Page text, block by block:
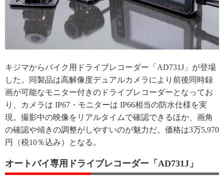
キジマからバイク用ドライブレコーダー「AD731J」が登場
した。同製品は高解像度デュアルカメラにより前後同時録
画が可能なモニター付きのドライブレコーダーとなってお
り、カメラは IP67・モニターは IP66相当の防水仕様を実
現。撮影中の映像をリアルタイムで確認できるほか、画角
の確認や傾きの調整がしやすいのが魅力だ。価格は3万5,970
円（税10％込み）となる。
オートバイ専用ドライブレコーダー「AD731J」